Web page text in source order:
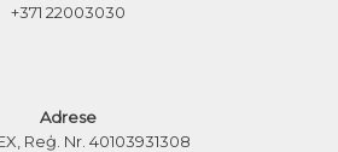
+371 22003030
Adrese
Reģ. Nr. 40103931308